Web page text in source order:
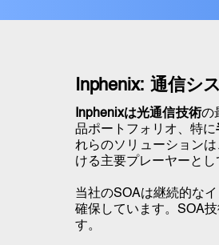
Inphenix: 通信シ
Inphenixは光通信技術の
品ポートフォリオ、特に
れらのソリューションは
ける主要プレーヤーとし
当社のSOAは継続的な
確保しています。SOA
す。